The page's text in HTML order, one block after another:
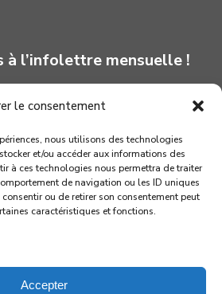
le consentement
nous utilisons des technologies
et/ou accéder aux informations des
à ces technologies nous permettra de traiter
de navigation ou les ID uniques
ou de retirer son consentement peut
caractéristiques et fonctions.
Accepter
à l’infolettre mensuelle !